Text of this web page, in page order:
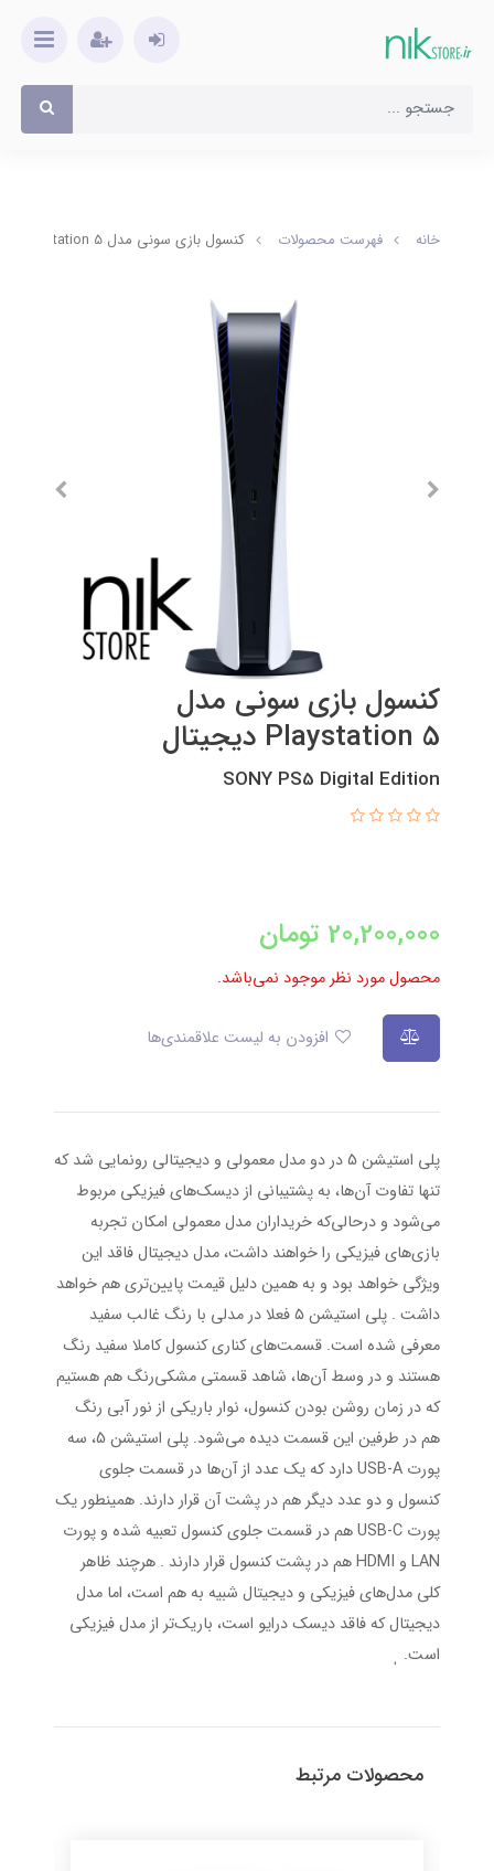
خانه فهرست محصولات کنسول بازی سونی مدل Playstation 5 دیجیتال
کنسول بازی سونی مدل
Playstation 5 دیجیتال
SONY PS5 Digital Edition
20,200,000 تومان
محصول مورد نظر موجود نمی‌باشد.
پلی استیشن 5 در دو مدل معمولی و دیجیتالی رونمایی شد که
تنها تفاوت آن‌ها، به پشتیبانی از دیسک‌های فیزیکی مربوط
می‌شود و درحالی‌که خریداران مدل معمولی امکان تجربه
بازی‌های فیزیکی را خواهند داشت، مدل دیجیتال فاقد این
ویژگی خواهد بود و به همین دلیل قیمت پایین‌تری هم خواهد
داشت . پلی استیشن ۵ فعلا در مدلی با رنگ غالب سفید
معرفی شده است. قسمت‌های کناری کنسول کاملا سفید رنگ
هستند و در وسط آن‌ها، شاهد قسمتی مشکی‌رنگ هم هستیم
که در زمان روشن بودن کنسول، نوار باریکی از نور آبی رنگ
هم در طرفین این قسمت دیده می‌شود. پلی استیشن 5، سه
پورت USB-A دارد که یک عدد از آن‌ها در قسمت جلوی
کنسول و دو عدد دیگر هم در پشت آن قرار دارند. همینطور یک
پورت USB-C هم در قسمت جلوی کنسول تعبیه شده و پورت
LAN و HDMI هم در پشت کنسول قرار دارند . هرچند ظاهر
کلی مدل‌های فیزیکی و دیجیتال شبیه به هم است، اما مدل
دیجیتال که فاقد دیسک درایو است، باریک‌تر از مدل فیزیکی
است. ٖ
محصولات مرتبط